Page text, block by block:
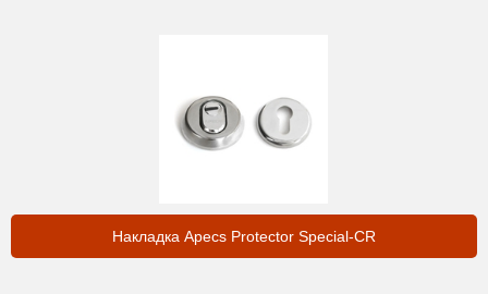
Накладка Apecs Protector Special-CR